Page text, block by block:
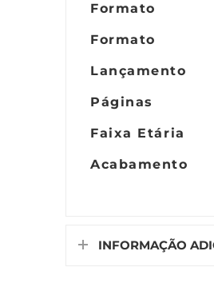
Formato
Formato
Lançamento
Páginas
Faixa Etária
Acabamento
INFORMAÇÃO